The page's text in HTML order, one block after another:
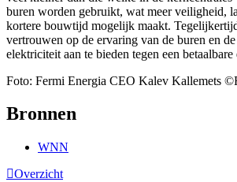
buren worden gebruikt, wat meer veiligheid,
kortere bouwtijd mogelijk maakt.
vertrouwen op de ervaring van de buren en
elektriciteit aan te bieden tegen een
Foto: Fermi Energia CEO Kalev Kallemets
Bronnen
WNN
Overzicht